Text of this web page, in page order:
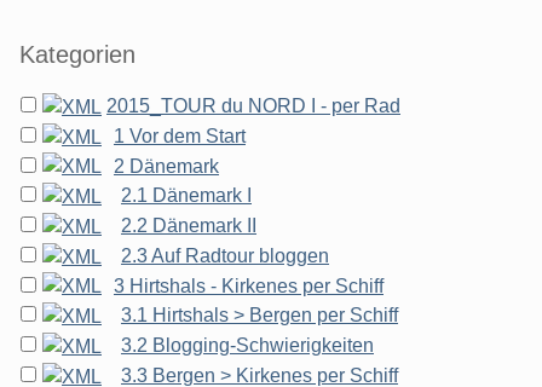
Kategorien
2015_TOUR du NORD I - per Rad
1 Vor dem Start
2 Dänemark
2.1 Dänemark I
2.2 Dänemark II
2.3 Auf Radtour bloggen
3 Hirtshals - Kirkenes per Schiff
3.1 Hirtshals > Bergen per Schiff
3.2 Blogging-Schwierigkeiten
3.3 Bergen > Kirkenes per Schiff